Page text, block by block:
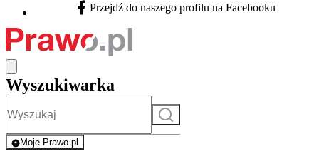
Facebook - otwiera się w nowej karcie
Przejdź do naszego profilu na Facebooku
Wyszukiwarka
Szukaj
Moje Prawo.pl
- rejestracja i logowanie do serwisu